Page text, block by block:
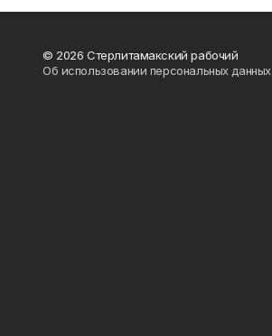
© 2026 Стерлитамакский рабочий
Об использовании персональных данных